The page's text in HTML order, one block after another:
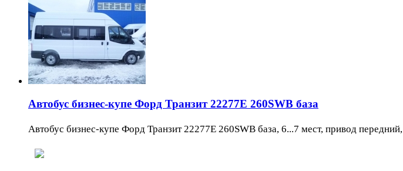
Автобус бизнес-купе Форд Транзит 22277E 260SWB база
Автобус бизнес-купе Форд Транзит 22277E 260SWB база, 6...7 мест, привод передний,